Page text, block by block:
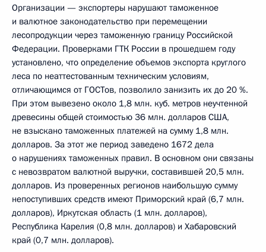
Организации — экспортеры нарушают таможенное
и валютное законодательство при перемещении
лесопродукции через таможенную границу Российской
Федерации. Проверками ГТК России в прошедшем году
установлено, что определение объемов экспорта круглого
леса по неаттестованным техническим условиям,
отличающимся от ГОСТов, позволило занизить их до 20 %.
При этом вывезено около 1,8 млн. куб. метров неучтенной
древесины общей стоимостью 36 млн. долларов США,
не взыскано таможенных платежей на сумму 1,8 млн.
долларов. За этот же период заведено 1672 дела
о нарушениях таможенных правил. В основном они связаны
с невозвратом валютной выручки, составившей 20,5 млн.
долларов. Из проверенных регионов наибольшую сумму
непоступивших средств имеют Приморский край (6,7 млн.
долларов), Иркутская область (1 млн. долларов),
Республика Карелия (0,8 млн. долларов) и Хабаровский
край (0,7 млн. долларов).